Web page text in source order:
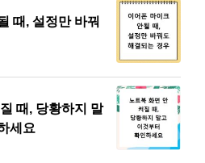
때, 설정만 바꿔
때, 당황하지 말
세요